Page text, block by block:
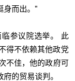
身而出。”
参议院选举。 此
得不依赖其他政党
不佳，他的政府可
的贸易谈判。